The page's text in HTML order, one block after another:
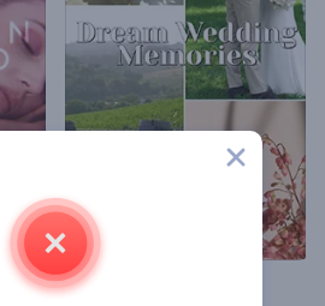
Rüya Gibi Düğün Anıları